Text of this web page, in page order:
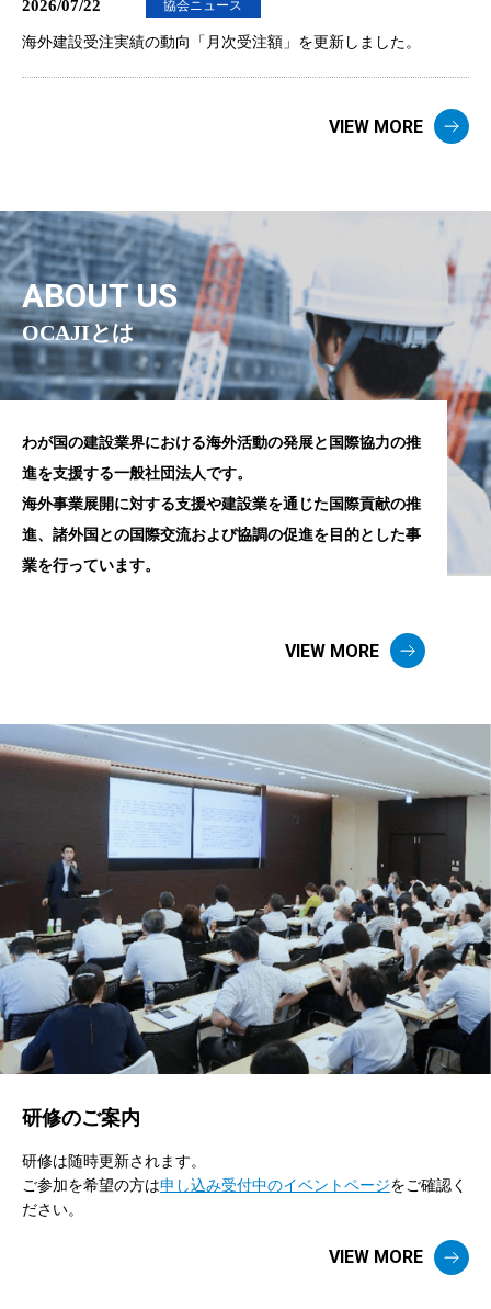
2026/07/22 協会ニュース
海外建設受注実績の動向「月次受注額」を更新しました。
VIEW MORE
ABOUT US
OCAJIとは
わが国の建設業界における海外活動の発展と国際協力の推
進を支援する一般社団法人です。
海外事業展開に対する支援や建設業を通じた国際貢献の推
進、諸外国との国際交流および協調の促進を目的とした事
業を行っています。
VIEW MORE
研修のご案内
研修は随時更新されます。
ご参加を希望の方は申し込み受付中のイベントページをご確認く
ださい。
VIEW MORE